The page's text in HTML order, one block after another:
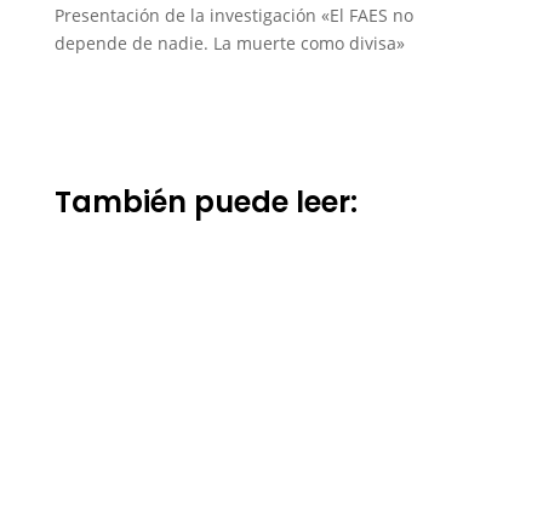
Presentación de la investigación «El FAES no
depende de nadie. La muerte como divisa»
También puede leer: